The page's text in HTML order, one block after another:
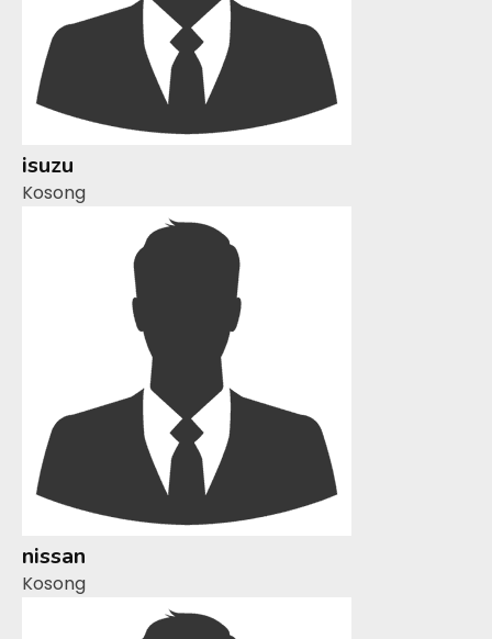
isuzu
Kosong
nissan
Kosong